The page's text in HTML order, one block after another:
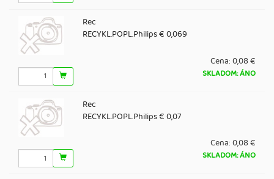
Rec
RECYKL.POPL.Philips € 0,069
Cena:0,08 €
SKLADOM: ÁNO
Rec
RECYKL.POPL.Philips € 0,07
Cena:0,08 €
SKLADOM: ÁNO